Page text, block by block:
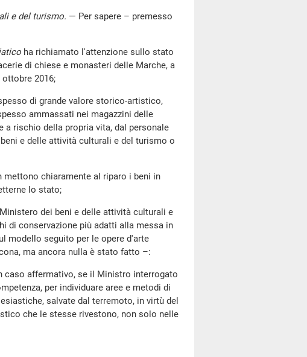
e del turismo. — Per sapere – premesso
ha richiamato l'attenzione sullo stato
di chiese e monasteri delle Marche, a
2016;
di grande valore storico-artistico,
ammassati nei magazzini delle
rischio della propria vita, dal personale
e delle attività culturali e del turismo o
chiaramente al riparo i beni in
lo stato;
dei beni e delle attività culturali e
di conservazione più adatti alla messa in
modello seguito per le opere d'arte
ma ancora nulla è stato fatto –:
affermativo, se il Ministro interrogato
per individuare aree e metodi di
salvate dal terremoto, in virtù del
che le stesse rivestono, non solo nelle